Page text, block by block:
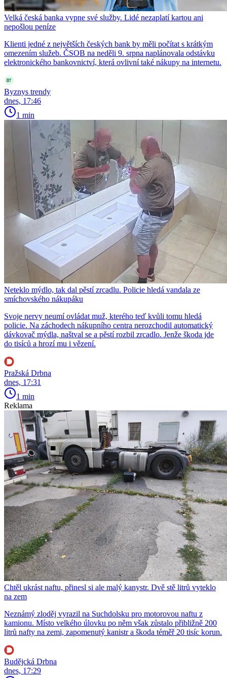
Velká česká banka vypne své služby. Lidé nezaplatí kartou ani
nepošlou peníze
Klienti jedné z největších českých bank by měli počítat s krátkým
omezením služeb. ČSOB na neděli 9. srpna naplánovala odstávku
elektronického bankovnictví, která ovlivní také nákupy na internetu.
Byznys trendy
dnes, 17:46
1 min
Neteklo mýdlo, tak dal pěstí zrcadlu. Policie hledá vandala ze
smíchovského nákupáku
Svoje nervy neumí ovládat muž, kterého teď kvůli tomu hledá
policie. Na záchodech nákupního centra nerozchodil automatický
dávkovač mýdla, naštval se a pěstí rozbil zrcadlo. Jenže škoda jde
do tisíců a hrozí mu i vězení.
Pražská Drbna
dnes, 17:31
1 min
Reklama
Chtěl ukrást naftu, přinesl si ale malý kanystr. Dvě stě litrů vyteklo
na zem
Neznámý zloděj vyrazil na Suchdolsku pro motorovou naftu z
kamionu. Místo velkého úlovku po něm však zůstalo přibližně 200
litrů nafty na zemi, zapomenutý kanistr a škoda téměř 20 tisíc korun.
Budějcká Drbna
dnes, 17:29